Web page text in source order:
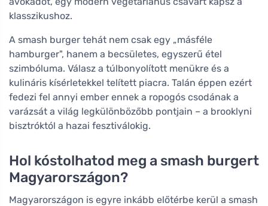
klasszikushoz.
A smash burger tehát nem csak egy „másféle
hamburger", hanem a becsületes, egyszerű étel
szimbóluma. Válasz a túlbonyolított menükre és a
kulináris kísérletekkel telített piacra. Talán éppen ezért
fedezi fel annyi ember ennek a ropogós csodának a
varázsát a világ legkülönbözőbb pontjain – a brooklyni
bisztróktól a hazai fesztiválokig.
Hol kóstolhatod meg a smash burgert
Magyarországon?
Magyarországon is egyre inkább előtérbe kerül a smash